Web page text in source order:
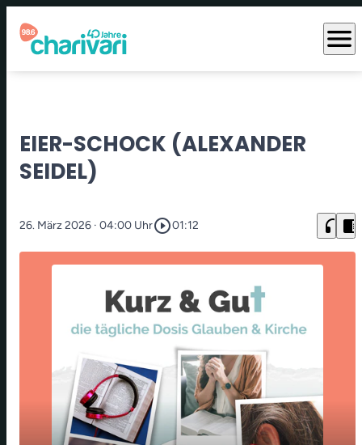
menu
EIER-SCHOCK (ALEXANDER
SEIDEL)
26. März 2026 · 04:00 Uhrplay_circle_outline01:12 headphones chrome_reader_mode